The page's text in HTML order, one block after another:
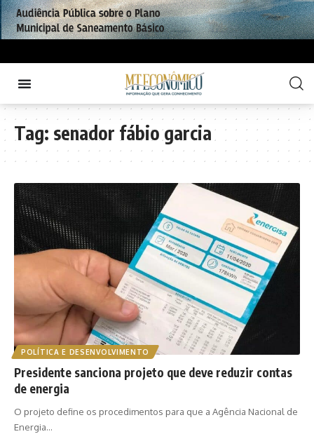
Tag: senador fábio garcia
POLÍTICA E DESENVOLVIMENTO
Presidente sanciona projeto que deve reduzir contas
de energia
O projeto define os procedimentos para que a Agência Nacional de
Energia…